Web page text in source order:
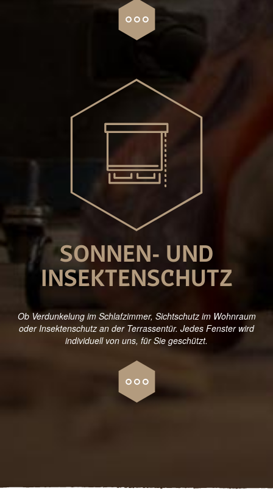
SONNEN- UND
INSEKTENSCHUTZ
Ob Verdunkelung im Schlafzimmer, Sichtschutz im Wohnraum
oder Insektenschutz an der Terrassentür. Jedes Fenster wird
individuell von uns, für Sie geschützt.